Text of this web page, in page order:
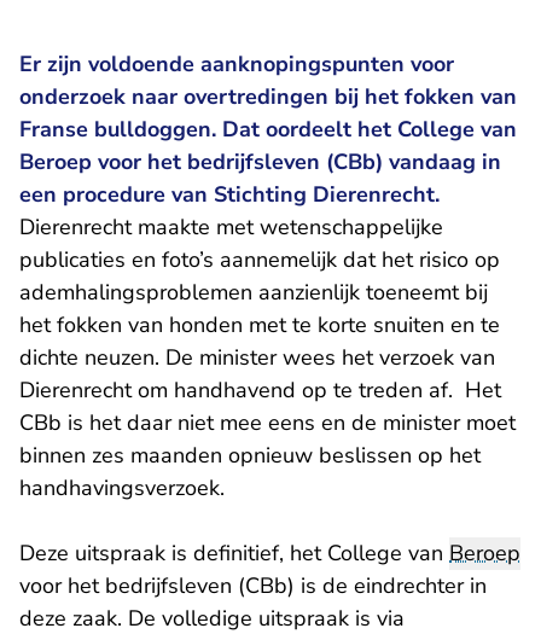
Er zijn voldoende aanknopingspunten voor
onderzoek naar overtredingen bij het fokken van
Franse bulldoggen. Dat oordeelt het College van
Beroep voor het bedrijfsleven (CBb) vandaag in
een procedure van Stichting Dierenrecht.
Dierenrecht maakte met wetenschappelijke
publicaties en foto’s aannemelijk dat het risico op
ademhalingsproblemen aanzienlijk toeneemt bij
het fokken van honden met te korte snuiten en te
dichte neuzen. De minister wees het verzoek van
Dierenrecht om handhavend op te treden af. Het
CBb is het daar niet mee eens en de minister moet
binnen zes maanden opnieuw beslissen op het
handhavingsverzoek.
Deze uitspraak is definitief, het College van Beroep
voor het bedrijfsleven (CBb) is de eindrechter in
deze zaak. De volledige uitspraak is via